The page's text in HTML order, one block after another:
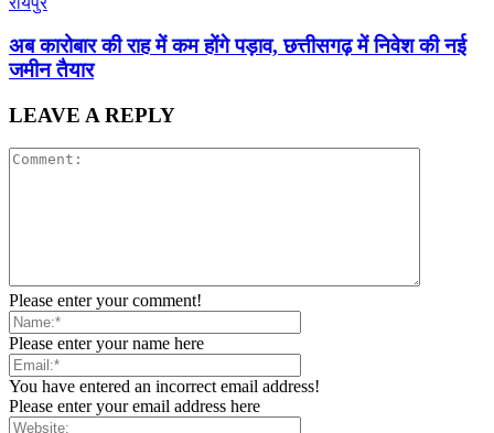
अब कारोबार की राह में कम होंगे पड़ाव, छत्तीसगढ़ में निवेश की नई
जमीन तैयार
LEAVE A REPLY
Please enter your comment!
Please enter your name here
You have entered an incorrect email address!
Please enter your email address here